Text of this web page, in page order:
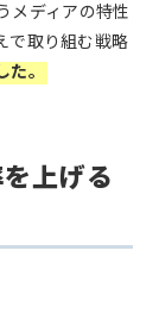
メディアの特性
で取り組む戦略
。
上げる